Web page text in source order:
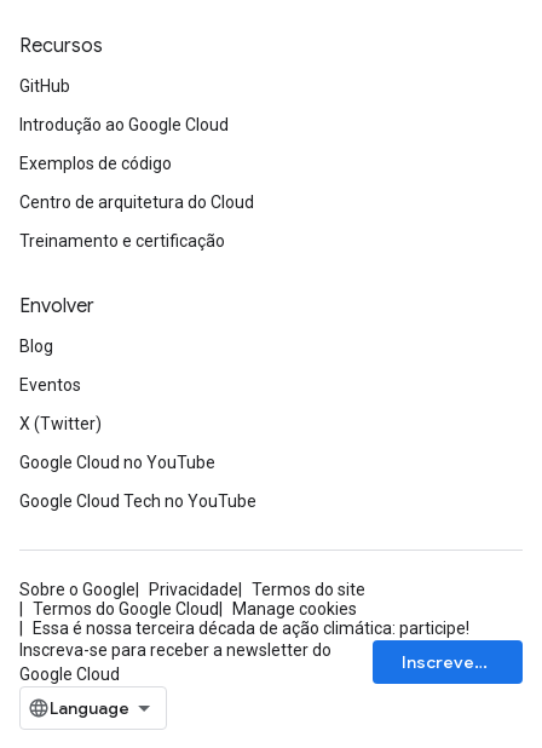
Recursos
GitHub
Introdução ao Google Cloud
Exemplos de código
Centro de arquitetura do Cloud
Treinamento e certificação
Envolver
Blog
Eventos
X (Twitter)
Google Cloud no YouTube
Google Cloud Tech no YouTube
Sobre o Google Privacidade
Termos do site
Termos do Google Cloud
Manage cookies
Essa é nossa terceira década de ação climática: participe!
Inscreva-se para receber a newsletter do
Google Cloud
Inscrever-se